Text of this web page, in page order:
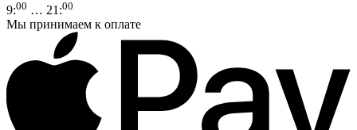
9:00 … 21:00
Мы принимаем к оплате